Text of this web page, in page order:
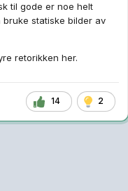
til gode er noe helt
statiske bilder av
retorikken her.
14 2